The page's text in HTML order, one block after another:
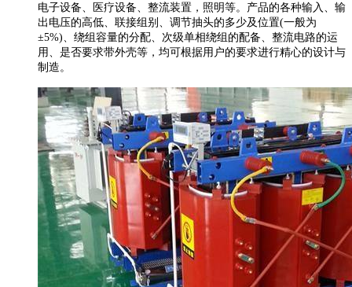
电子设备、医疗设备、整流装置，照明等。产品的各种输入、输
出电压的高低、联接组别、调节抽头的多少及位置(一般为
±5%)、绕组容量的分配、次级单相绕组的配备、整流电路的运
用、是否要求带外壳等，均可根据用户的要求进行精心的设计与
制造。